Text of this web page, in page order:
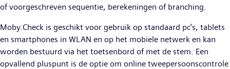
of voorgeschreven sequentie, berekeningen of branching.
Moby.Check is geschikt voor gebruik op standaard pc’s, tablets
en smartphones in WLAN en op het mobiele netwerk en kan
worden bestuurd via het toetsenbord of met de stem. Een
opvallend pluspunt is de optie om online tweepersoonscontrole